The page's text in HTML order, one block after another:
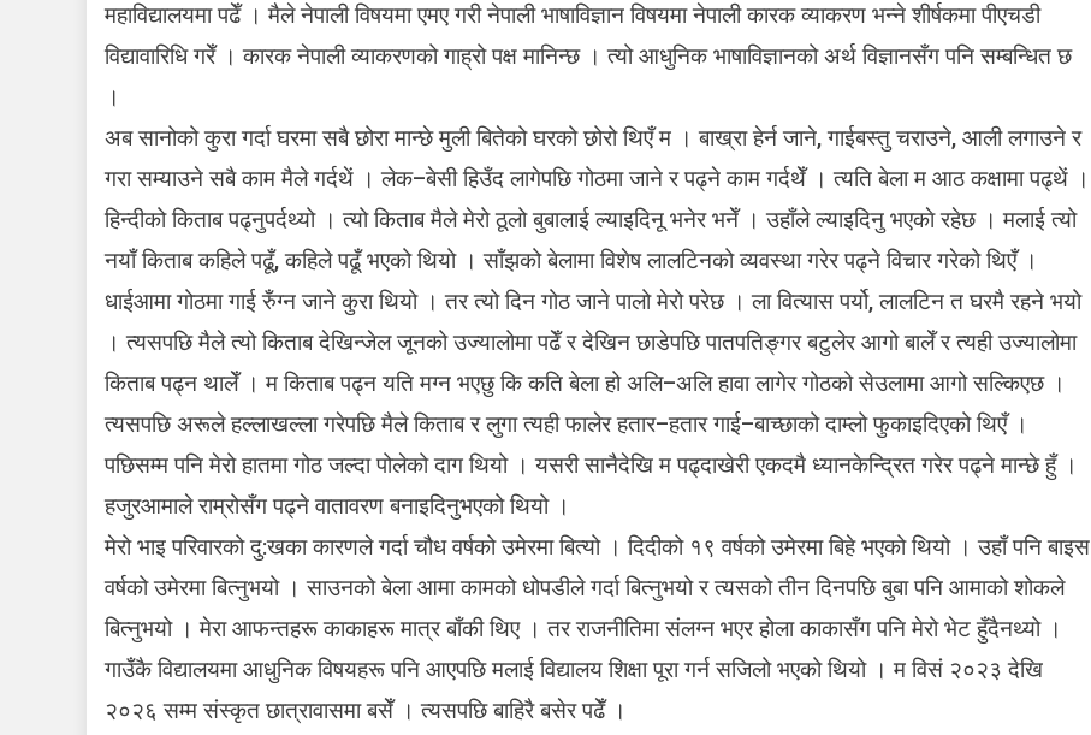
महाविद्यालयमा पढेँ । मैले नेपाली विषयमा एमए गरी नेपाली भाषाविज्ञान विषयमा नेपाली कारक व्याकरण भन्ने शीर्षकमा पीएचडी
विद्यावारिधि गरेँ । कारक नेपाली व्याकरणको गाह्रो पक्ष मानिन्छ । त्यो आधुनिक भाषाविज्ञानको अर्थ विज्ञानसँग पनि सम्बन्धित छ
।
अब सानोको कुरा गर्दा घरमा सबै छोरा मान्छे मुली बितेको घरको छोरो थिएँ म । बाख्रा हेर्न जाने, गाईबस्तु चराउने, आली लगाउने र
गरा सम्याउने सबै काम मैले गर्दथें । लेक–बेसी हिउँद लागेपछि गोठमा जाने र पढ्ने काम गर्दथेँ । त्यति बेला म आठ कक्षामा पढ्थें ।
हिन्दीको किताब पढ्नुपर्दथ्यो । त्यो किताब मैले मेरो ठूलो बुबालाई ल्याइदिनू भनेर भनेँ । उहाँले ल्याइदिनु भएकाे रहेछ । मलाई त्यो
नयाँ किताब कहिले पढूँ, कहिले पढूँ भएको थियो । साँझको बेलामा विशेष लालटिनको व्यवस्था गरेर पढ्ने विचार गरेको थिएँ ।
धाईआमा गोठमा गाई रुँग्न जाने कुरा थियो । तर त्यो दिन गोठ जाने पालो मेरो परेछ । ला वित्यास पर्यो, लालटिन त घरमै रहने भयो
। त्यसपछि मैले त्यो किताब देखिन्जेल जूनको उज्यालोमा पढेँ र देखिन छाडेपछि पातपतिङ्गर बटुलेर आगो बालेँ र त्यही उज्यालोमा
किताब पढ्न थालेँ । म किताब पढ्न यति मग्न भएछु कि कति बेला हो अलि–अलि हावा लागेर गोठको सेउलामा आगो सल्किएछ ।
त्यसपछि अरूले हल्लाखल्ला गरेपछि मैले किताब र लुगा त्यही फालेर हतार–हतार गाई–बाच्छाको दाम्लो फुकाइदिएको थिएँ ।
पछिसम्म पनि मेरो हातमा गोठ जल्दा पोलेको दाग थियो । यसरी सानैदेखि म पढ्दाखेरी एकदमै ध्यानकेन्द्रित गरेर पढ्ने मान्छे हुँ ।
हजुरआमाले राम्रोसँग पढ्ने वातावरण बनाइदिनुभएको थियो ।
मेरो भाइ परिवारको दु:खका कारणले गर्दा चौध वर्षको उमेरमा बित्यो । दिदीको १९ वर्षको उमेरमा बिहे भएको थियो । उहाँ पनि बाइस
वर्षको उमेरमा बित्नुभयो । साउनको बेला आमा कामको धोपडीले गर्दा बित्नुभयो र त्यसको तीन दिनपछि बुबा पनि आमाको शोकले
बित्नुभयो । मेरा आफन्तहरू काकाहरू मात्र बाँकी थिए । तर राजनीतिमा संलग्न भएर होला काकासँग पनि मेरो भेट हुँदैनथ्यो ।
गाउँकै विद्यालयमा आधुनिक विषयहरू पनि आएपछि मलाई विद्यालय शिक्षा पूरा गर्न सजिलो भएको थियो । म विसं २०२३ देखि
२०२६ सम्म संस्कृत छात्रावासमा बसेँ । त्यसपछि बाहिरै बसेर पढेँ ।